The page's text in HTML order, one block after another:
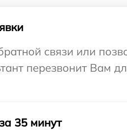
связи или
перезвонит Вам
35 минут